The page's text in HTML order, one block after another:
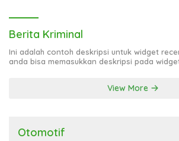
Berita Kriminal
Ini adalah contoh deskripsi untuk widget
anda bisa memasukkan deskripsi pada
View More
Otomotif